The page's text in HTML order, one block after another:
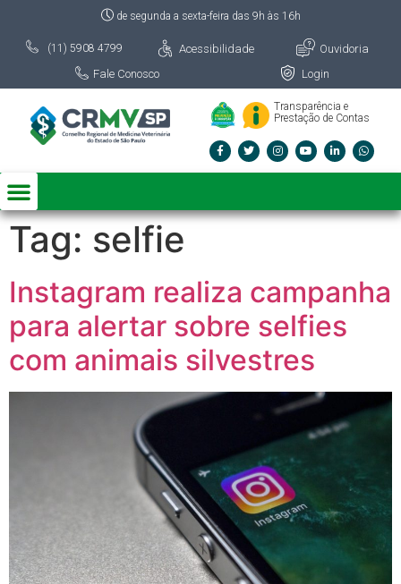
de segunda a sexta-feira das 9h às 16h
(11) 5908 4799 Acessibilidade
Ouvidoria
Fale Conosco
Login
Transparência e
Prestação de Contas
Tag: selfie
Instagram realiza campanha
para alertar sobre selfies
com animais silvestres